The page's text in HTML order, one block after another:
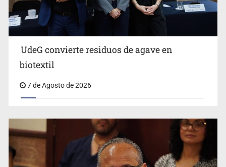
Cae en Zapopan prófugo estadounidense buscado por
UdeG convierte residuos de agave en
biotextil
7 de Agosto de 2026